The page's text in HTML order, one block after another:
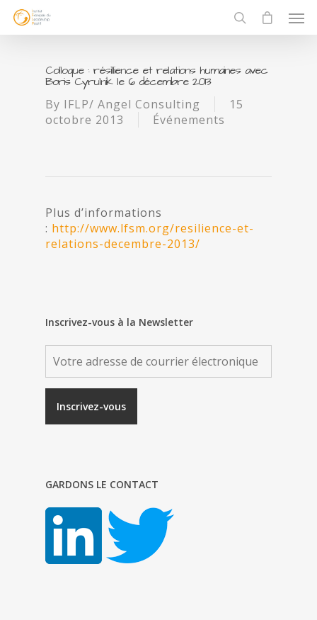
Colloque : résillience et relations humaines avec
Boris Cyrulnik le 6 décembre 2013
By IFLP/ Angel Consulting
15
octobre 2013
Événements
Plus d’informations
: http://www.lfsm.org/resilience-et-
relations-decembre-2013/
Inscrivez-vous à la Newsletter
GARDONS LE CONTACT